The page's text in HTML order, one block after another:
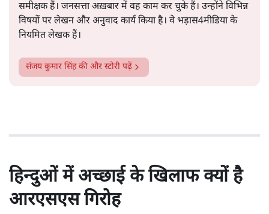
समीक्षक हैं। जनसत्ता अख़बार में वह काम कर चुके हैं। उन्होंने विभिन्न
विषयों पर लेखन और अनुवाद कार्य किया है। वे भड़ास4मीडिया के
नियमित लेखक हैं।
संजय कुमार सिंहकी और स्टोरी पढ़ें
हिन्दुओं में अच्छाई के खिलाफ क्यों है
आरएसएस गिरोह